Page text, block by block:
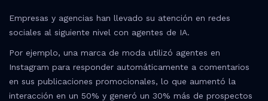
Empresas y agencias han llevado su atención en redes
sociales al siguiente nivel con agentes de IA.
Por ejemplo, una marca de moda utilizó agentes en
Instagram para responder automáticamente a comentarios
en sus publicaciones promocionales, lo que aumentó la
interacción en un 50% y generó un 30% más de prospectos